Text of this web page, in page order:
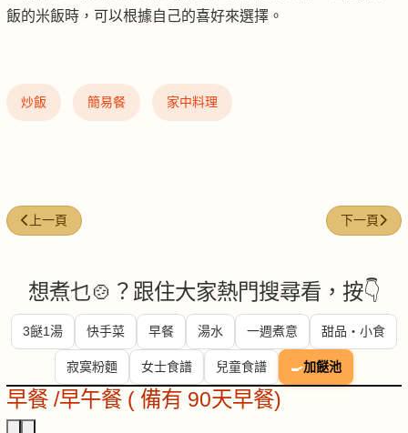
飯的米飯時，可以根據自己的喜好來選擇。
炒飯 簡易餐 家中料理
上一篇文章: 禦寒生炒糯米飯
上一頁 下一篇文章
下一頁
想煮乜🍲？跟住大家熱門搜尋看，按👇
3餸1湯 快手菜 早餐 湯水 一週煮意 甜品・小食
寂寞粉麵 女士食譜 兒童食譜 🍳加餸池
早餐 /早午餐 ( 備有 90天早餐)